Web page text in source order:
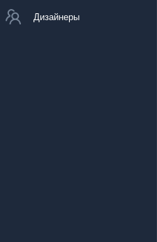
Дизайнеры